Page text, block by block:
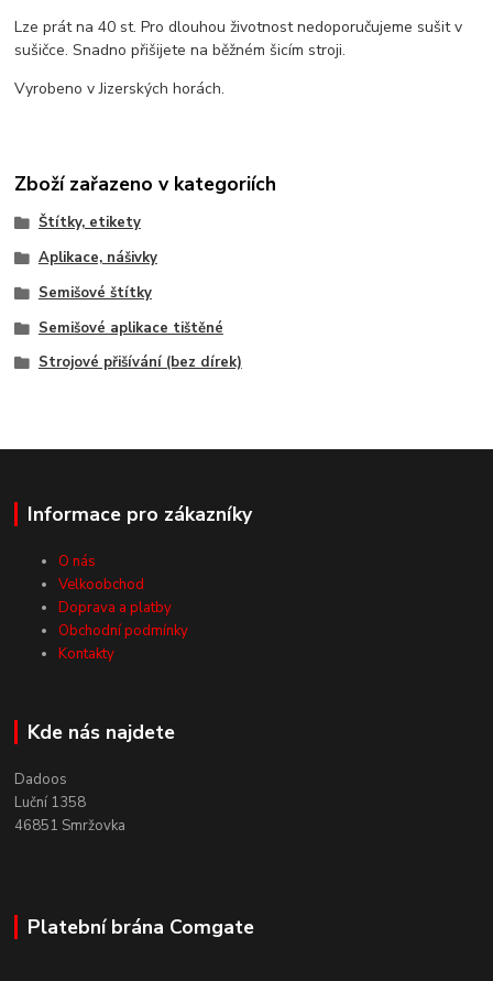
Lze prát na 40 st. Pro dlouhou životnost nedoporučujeme sušit v
sušičce. Snadno přišijete na běžném šicím stroji.
Vyrobeno v Jizerských horách.
Zboží zařazeno v kategoriích
Štítky, etikety
Aplikace, nášivky
Semišové štítky
Semišové aplikace tištěné
Strojové přišívání (bez dírek)
Informace pro zákazníky
O nás
Velkoobchod
Doprava a platby
Obchodní podmínky
Kontakty
Kde nás najdete
Dadoos
Luční 1358
46851 Smržovka
Platební brána Comgate